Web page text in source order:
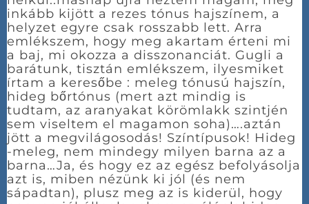
inkább kijött a rezes tónus hajszínem, a
helyzet egyre csak rosszabb lett. Arra
emlékszem, hogy meg akartam érteni mi
a baj, mi okozza a disszonanciát. Gugli a
barátunk, tisztán emlékszem, ilyesmiket
írtam a keresőbe : meleg tónusú hajszín,
hideg bőrtónus (mert azt mindig is
tudtam, az aranyakat körömlakk szintjén
sem viseltem el magamon soha)….aztán
jött a megvilágosodás! Színtípusok! Hideg
-meleg, nem mindegy milyen barna az a
barna…Ja, és hogy ez az egész befolyásolja
azt is, miben nézünk ki jól (és nem
sápadtan), plusz meg az is kiderül, hogy